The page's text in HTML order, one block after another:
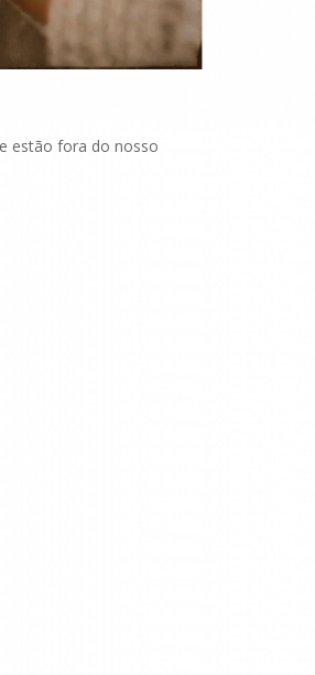
estão fora do nosso